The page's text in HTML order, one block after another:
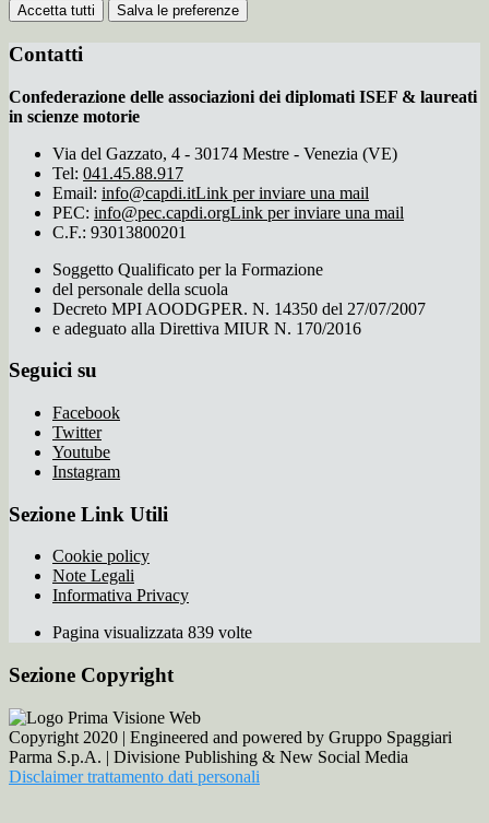
Accetta tutti Salva le preferenze
Contatti
Confederazione delle associazioni dei diplomati ISEF & laureati
in scienze motorie
Via del Gazzato, 4 - 30174 Mestre - Venezia (VE)
Tel: 041.45.88.917
Email: info@capdi.itLink per inviare una mail
PEC: info@pec.capdi.orgLink per inviare una mail
C.F.: 93013800201
Soggetto Qualificato per la Formazione
del personale della scuola
Decreto MPI AOODGPER. N. 14350 del 27/07/2007
e adeguato alla Direttiva MIUR N. 170/2016
Seguici su
Facebook
Twitter
Youtube
Instagram
Sezione Link Utili
Cookie policy
Note Legali
Informativa Privacy
Pagina visualizzata 839 volte
Sezione Copyright
Copyright 2020 | Engineered and powered by Gruppo Spaggiari
Parma S.p.A. | Divisione Publishing & New Social Media
Disclaimer trattamento dati personali